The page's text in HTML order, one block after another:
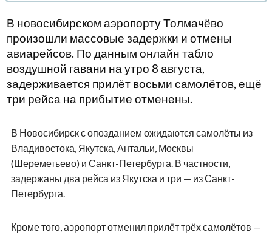
В новосибирском аэропорту Толмачёво
произошли массовые задержки и отмены
авиарейсов. По данным онлайн табло
воздушной гавани на утро 8 августа,
задерживается прилёт восьми самолётов, ещё
три рейса на прибытие отменены.
В Новосибирск с опозданием ожидаются самолёты из
Владивостока, Якутска, Антальи, Москвы
(Шереметьево) и Санкт-Петербурга. В частности,
задержаны два рейса из Якутска и три — из Санкт-
Петербурга.
Кроме того, аэропорт отменил прилёт трёх самолётов —